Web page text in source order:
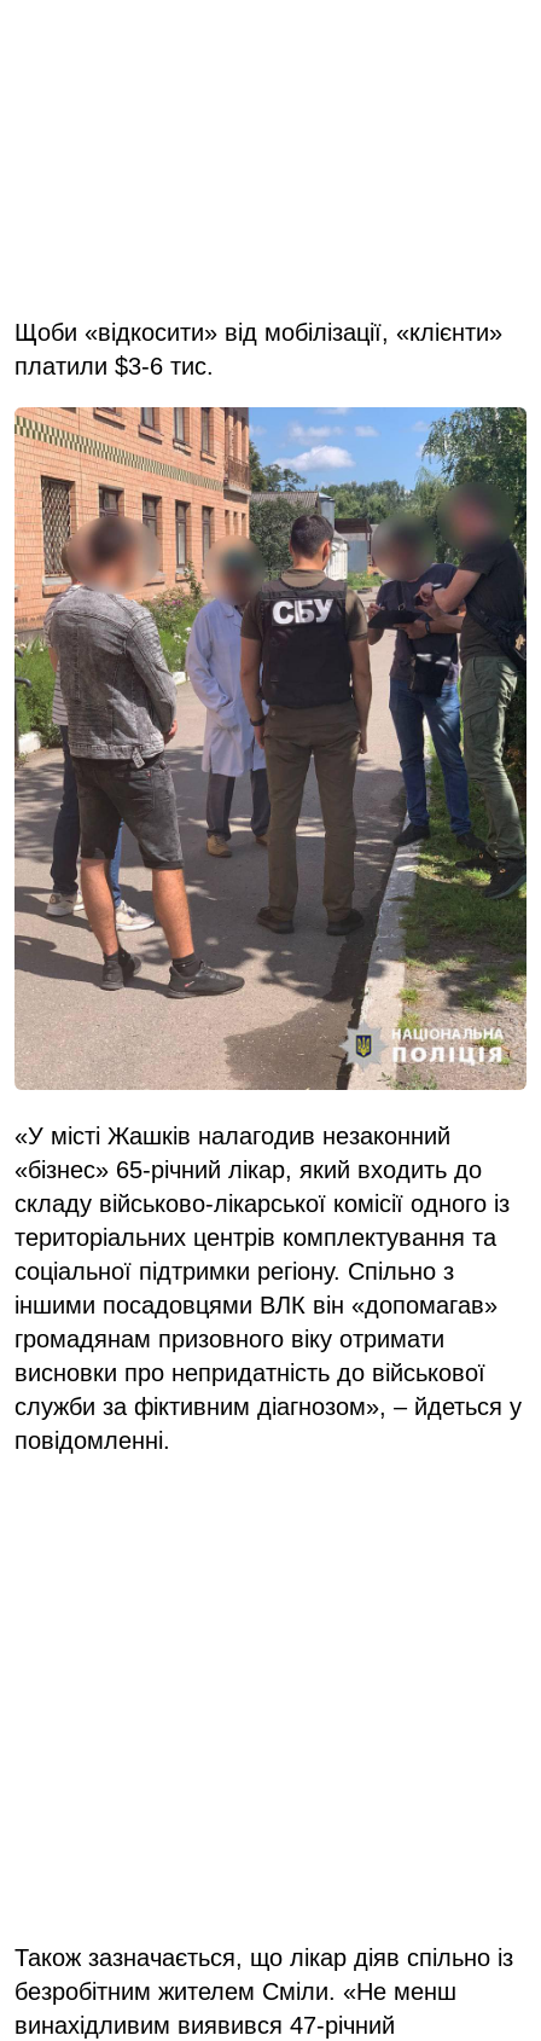
Щоби «відкосити» від мобілізації, «клієнти»
платили $3-6 тис.
«У місті Жашків налагодив незаконний
«бізнес» 65-річний лікар, який входить до
складу військово-лікарської комісії одного із
територіальних центрів комплектування та
соціальної підтримки регіону. Спільно з
іншими посадовцями ВЛК він «допомагав»
громадянам призовного віку отримати
висновки про непридатність до військової
служби за фіктивним діагнозом», – йдеться у
повідомленні.
Також зазначається, що лікар діяв спільно із
безробітним жителем Сміли. «Не менш
винахідливим виявився 47-річний